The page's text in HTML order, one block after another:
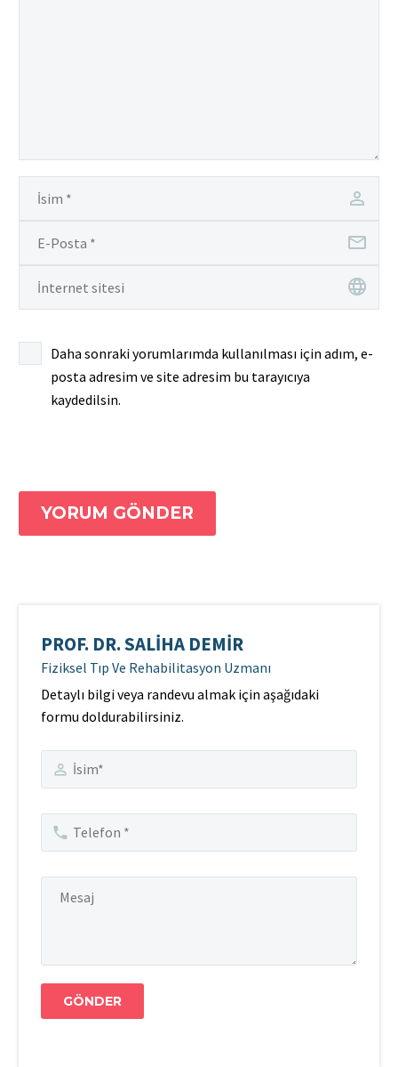
Daha sonraki yorumlarımda kullanılması için adım, e-
posta adresim ve site adresim bu tarayıcıya
kaydedilsin.
YORUM GÖNDER
PROF. DR. SALIHA DEMIR
Fiziksel Tıp Ve Rehabilitasyon Uzmanı
Detaylı bilgi veya randevu almak için aşağıdaki
formu doldurabilirsiniz.